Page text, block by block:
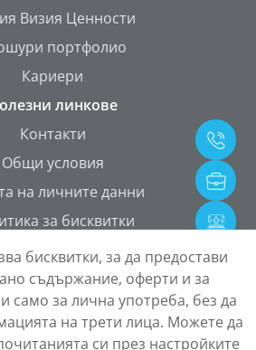
бисквитки, за да предостави
съдържание, оферти и за
само за лична употреба, без да
на трети лица. Можете да
си през настройките
Визия Ценности
портфолио
Кариери
линкове
Контакти
Общи условия
на личните данни
за бисквитки
Portal